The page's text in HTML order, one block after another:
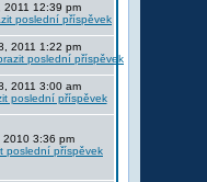
2011 12:39 pm
2011 1:22 pm
2011 3:00 am
2010 3:36 pm